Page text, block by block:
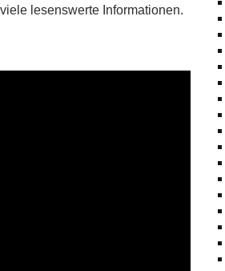
lesenswerte Informationen.